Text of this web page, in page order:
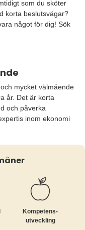
som du sköter
korta beslutsvägar?
något för dig! Sök
mycket välmående
år. Det är korta
och påverka
inom ekonomi
Kompetens­
utveckling